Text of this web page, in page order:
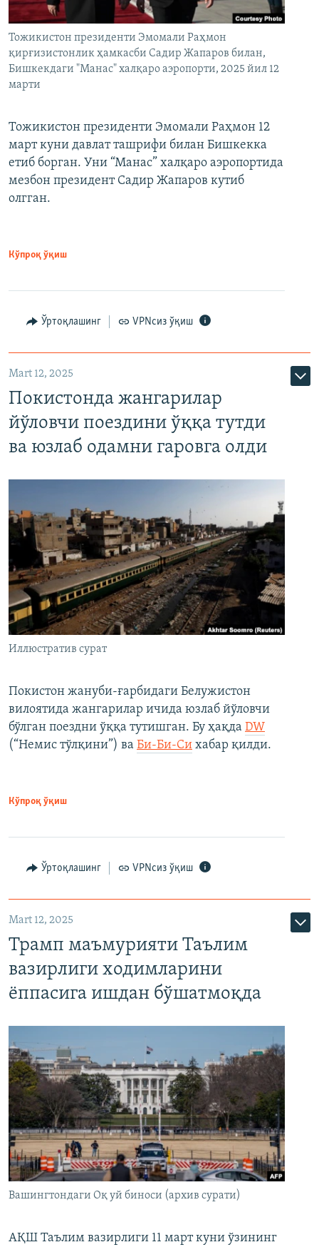
Тожикистон президенти Эмомали Раҳмон
қирғизистонлик ҳамкасби Садир Жапаров билан,
Бишкекдаги "Манас" халқаро аэропорти, 2025 йил 12
марти
Тожикистон президенти Эмомали Раҳмон 12
март куни давлат ташрифи билан Бишкекка
етиб борган. Уни “Манас” халқаро аэропортида
мезбон президент Садир Жапаров кутиб
олгган.
Кўпроқ ўқиш
Ўртоқлашинг VPNсиз ўқиш
Mart 12, 2025
Покистонда жангарилар
йўловчи поездини ўққа тутди
ва юзлаб одамни гаровга олди
Иллюстратив сурат
Покистон жануби-ғарбидаги Белужистон
вилоятида жангарилар ичида юзлаб йўловчи
бўлган поездни ўққа тутишган. Бу ҳақда DW
(“Немис тўлқини”) ва Би-Би-Си хабар қилди.
Кўпроқ ўқиш
Ўртоқлашинг VPNсиз ўқиш
Mart 12, 2025
Трамп маъмурияти Таълим
вазирлиги ходимларини
ёппасига ишдан бўшатмоқда
Вашингтондаги Оқ уй биноси (архив сурати)
АҚШ Таълим вазирлиги 11 март куни ўзининг